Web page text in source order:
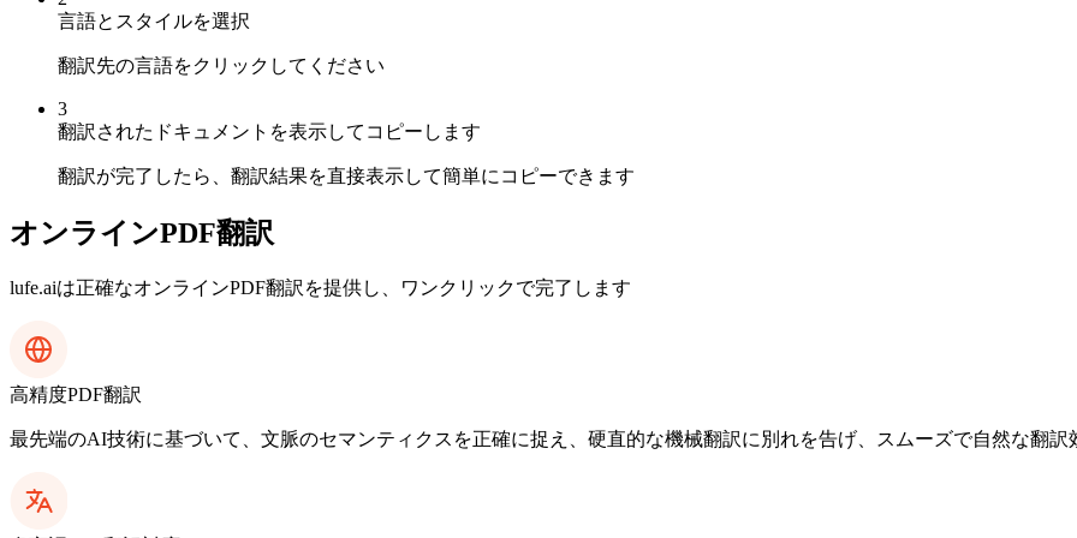
言語とスタイルを選択
翻訳先の言語をクリックしてください
3
翻訳されたドキュメントを表示してコピーします
翻訳が完了したら、翻訳結果を直接表示して簡単にコピーできます
オンラインPDF翻訳
lufe.aiは正確なオンラインPDF翻訳を提供し、ワンクリックで完了します
高精度PDF翻訳
最先端のAI技術に基づいて、文脈のセマンティクスを正確に捉え、硬直的な機械翻訳に別れを告げ、スムーズで自然な翻訳